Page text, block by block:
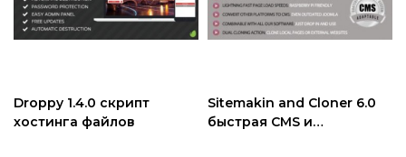
Droppy 1.4.0 скрипт
хостинга файлов
Sitemakin and Cloner 6.0
быстрая CMS и